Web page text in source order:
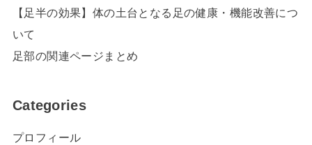
【足半の効果】体の土台となる足の健康・機能改善につ
いて
足部の関連ページまとめ
Categories
プロフィール